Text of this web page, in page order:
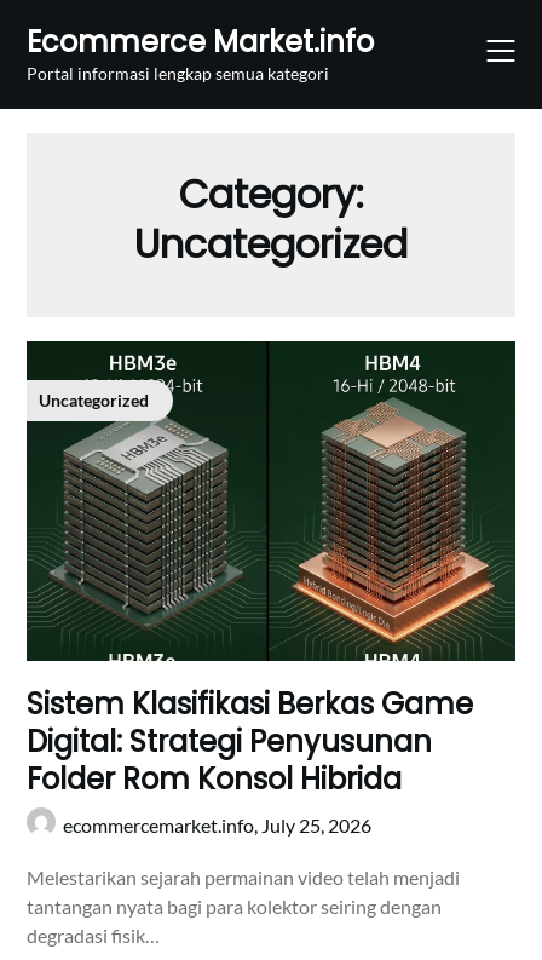
content
Ecommerce Market.info
Portal informasi lengkap semua kategori
Category:
Uncategorized
Uncategorized
Sistem Klasifikasi Berkas Game
Digital: Strategi Penyusunan
Folder Rom Konsol Hibrida
ecommercemarket.info, July 25, 2026
Melestarikan sejarah permainan video telah menjadi
tantangan nyata bagi para kolektor seiring dengan
degradasi fisik…